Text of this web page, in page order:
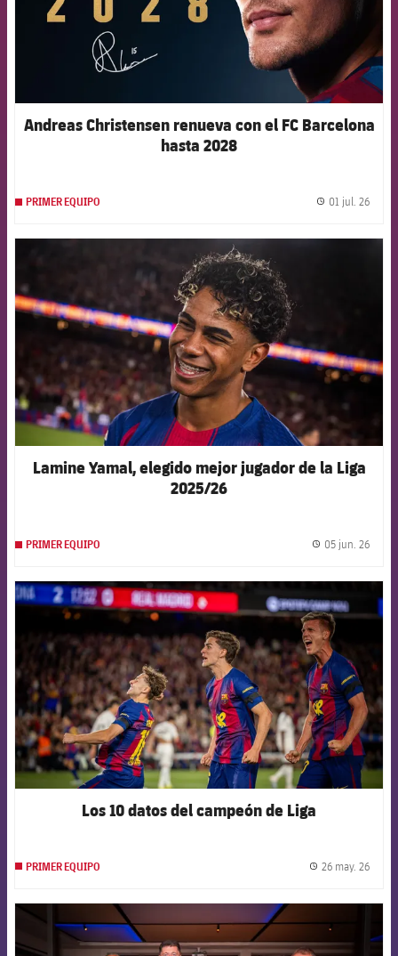
Andreas Christensen renueva con el FC Barcelona
hasta 2028
PRIMER EQUIPO 01 jul. 26
FCB Barcelona badge
Lamine Yamal, elegido mejor jugador de la Liga
2025/26
PRIMER EQUIPO 05 jun. 26
FCB Barcelona badge
Los 10 datos del campeón de Liga
PRIMER EQUIPO 26 may. 26
FCB Barcelona badge